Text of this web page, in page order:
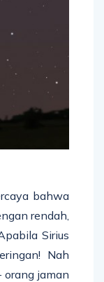
bahwa
rendah,
Sirius
Nah
orang jaman